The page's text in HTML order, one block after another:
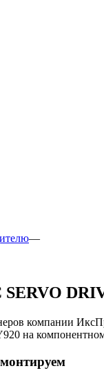
—
компании
на